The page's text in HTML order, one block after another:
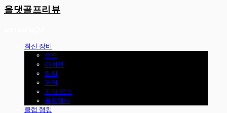
올댓골프리뷰
최신 장비
우드
아이언
웨지
퍼터
기타 용품
골프웨어
클럽 랭킹